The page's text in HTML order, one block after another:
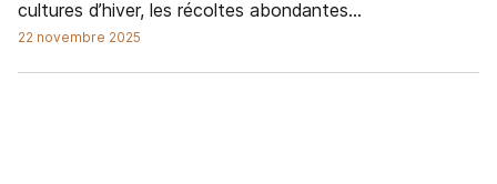
cultures d’hiver, les récoltes abondantes...
22 novembre 2025